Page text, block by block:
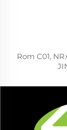
Rom C01,